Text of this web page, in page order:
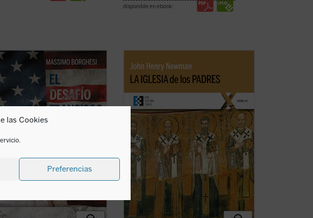
las Cookies
Preferencias
disponible en ebook:
analiza el drama interno que
a la Iglesia —que transita
neoconservadurismo y el
de campaña»—, sus orígenes y
y el riesgo de que
La Iglesia de los Padres
escritos de san John Henry Newman
(1801-1890) sobre el cristianismo de los
primeros siglos, luego recogidos en sus
Historical Sketches
. Además de retornar
al cristianismo primitivo para ...(ver
ficha)